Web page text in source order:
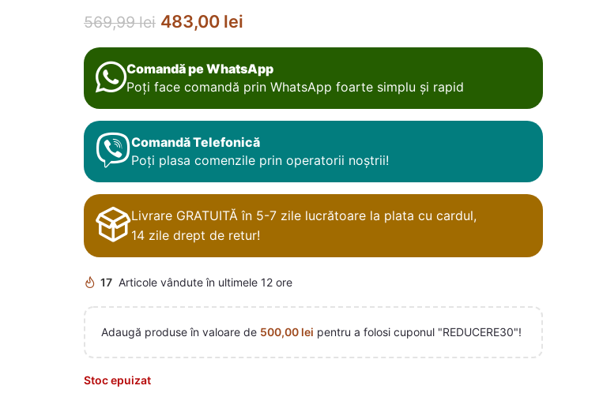
569,99lei 483,00 lei
Comandă pe WhatsApp
Poți face comandă prin WhatsApp foarte simplu și rapid
Comandă Telefonică
Poți plasa comenzile prin operatorii noștrii!
Livrare GRATUITĂ în 5-7 zile lucrătoare la plata cu cardul,
14 zile drept de retur!
17 Articole vândute în ultimele 12 ore
Adaugă produse în valoare de 500,00 lei pentru a folosi cuponul "REDUCERE30"!
Stoc epuizat